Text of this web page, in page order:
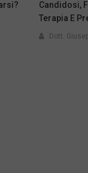
Candidosi,
Terapia E
Dott.